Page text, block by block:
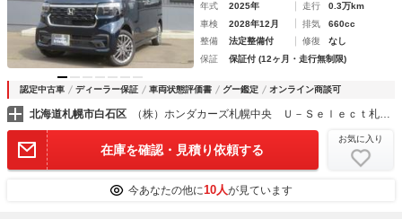
年式 2025年 走行
0.3万km
車検
2028年12月 排気
660cc
整備
法定整備付 修復
なし
保証
保証付 (12ヶ月・走行無制限)
認定中古車 ディーラー保証 車両状態評価書 グー鑑定 オンライン商談可
北海道札幌市白石区
在庫を確認・見積り依頼する
お気に入り
今あなたの他に10人が見ています